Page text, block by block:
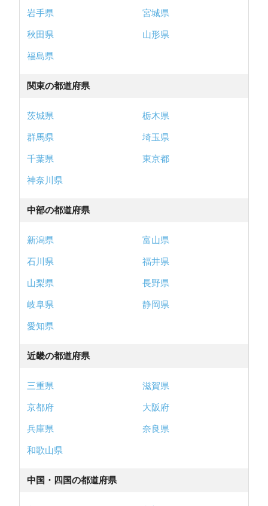
一括査定依頼する
株式会社フロンティア不動産販売の店舗全体の評判（6件）をみる
埼玉県所沢市
小手指営業所
最寄り駅：「小手指」駅より徒歩10分 お気軽にご来店ください。
所沢市・入間市周辺の不動産売却の
ークレスト 小手指営業所』にお任せ
満足度 4.3 (4件)
企業・社員の対応
所の 企業・社員の対応
口コミ
仕事柄連絡がつきにくいので、メールでの連
絡がほとんどでした。 こちらがやる事や持ち物、い
つまでにコレ、その後は銀行、引越しなど、やる...
入間市の一戸建てを1,400万円で売却 / 50代女性 / 時間
岩手県
宮城県
秋田県
山形県
福島県
関東の都道府県
茨城県
栃木県
群馬県
埼玉県
千葉県
東京都
神奈川県
中部の都道府県
新潟県
富山県
石川県
福井県
山梨県
長野県
岐阜県
静岡県
愛知県
近畿の都道府県
三重県
滋賀県
京都府
大阪府
兵庫県
奈良県
和歌山県
中国・四国の都道府県